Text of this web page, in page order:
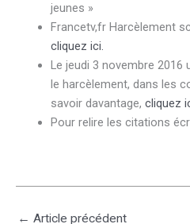
jeunes »
Francetv,fr Harcèlement
cliquez ici.
Le jeudi 3 novembre
le harcèlement, dans les
savoir davantage, cliquez
Pour relire les citations
← Article précédent